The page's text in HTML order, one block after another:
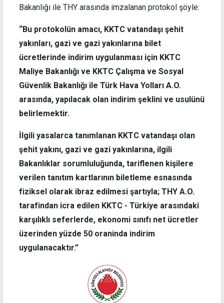
Bakanlığı ile THY arasında imzalanan protokol şöyle:
“Bu protokolün amacı, KKTC vatandaşı şehit
yakınları, gazi ve gazi yakınlarına bilet
ücretlerinde indirim uygulanması için KKTC
Maliye Bakanlığı ve KKTC Çalışma ve Sosyal
Güvenlik Bakanlığı ile Türk Hava Yolları A.O.
arasında, yapılacak olan indirim şeklini ve usulünü
belirlemektir.
İlgili yasalarca tanımlanan KKTC vatandaşı olan
şehit yakını, gazi ve gazi yakınlarına, ilgili
Bakanlıklar sorumluluğunda, tariflenen kişilere
verilen tanıtım kartlarının biletleme esnasında
fiziksel olarak ibraz edilmesi şartıyla; THY A.O.
tarafindan icra edilen KKTC - Türkiye arasındaki
karşılıklı seferlerde, ekonomi sınıfı net ücretler
üzerinden yüzde 50 oraninda indirim
uygulanacaktır.”